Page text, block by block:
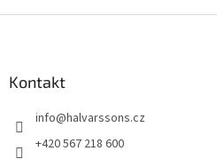
v
Kontakt
info@halvarssons.cz
+420 567 218 600